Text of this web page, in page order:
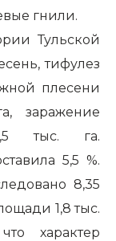
гнили.
Тульской
тифулез
плесени
заражение
тыс. га.
5,5 %.
8,35
1,8 тыс.
характер